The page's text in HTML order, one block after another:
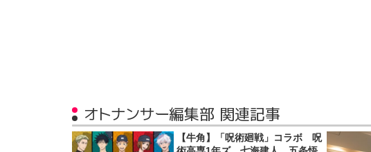
オトナンサー編集部 関連記事
【牛角】「呪術廻戦」コラボ 呪